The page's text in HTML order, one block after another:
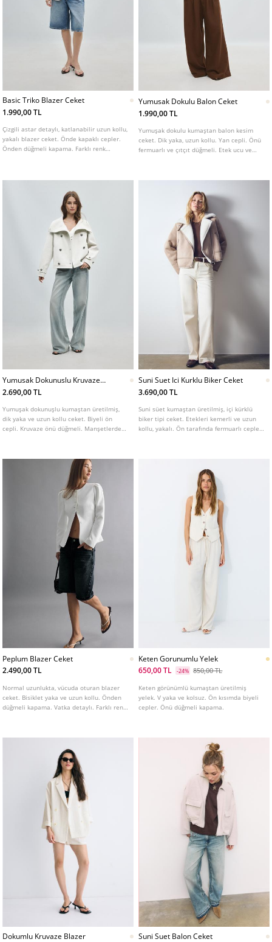
Basic Triko Blazer Ceket
1.990,00 TL
Çizgili astar detaylı, katlanabilir uzun kollu,
yakalı blazer ceket. Önde kapaklı cepler.
Önden düğmeli kapama. Farklı renk
Yumusak Dokulu Balon Ceket
1.990,00 TL
Yumuşak dokulu kumaştan balon kesim
ceket. Dik yaka, uzun kollu. Yan cepli. Önü
fermuarlı ve çıtçıt düğmeli. Etek ucu ve
Yumusak Dokunuslu Kruvaze
Dik Yaka Ceket L01770526
2.690,00 TL
Yumuşak dokunuşlu kumaştan üretilmiş,
dik yaka ve uzun kollu ceket. Biyeli ön
cepli. Kruvaze önü düğmeli. Manşetlerde
Suni Suet Ici Kurklu Biker Ceket
3.690,00 TL
Suni süet kumaştan üretilmiş, içi kürklü
biker tipi ceket. Etekleri kemerli ve uzun
kollu, yakalı. Ön tarafında fermuarlı cepleri
kapama. Çeşitli renklerde mevcuttur.
Peplum Blazer Ceket
2.490,00 TL
Normal uzunlukta, vücuda oturan blazer
ceket. Bisiklet yaka ve uzun kollu. Önden
düğmeli kapama. Vatka detaylı. Farklı renk
Keten Gorunumlu Yelek
650,00 TL
-24% 850,00 TL
Keten görünümlü kumaştan üretilmiş
yelek. V yaka ve kolsuz. Ön kısımda biyeli
cepler. Önü düğmeli kapama.
Dokumlu Kruvaze Blazer
Suni Suet Balon Ceket